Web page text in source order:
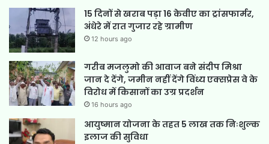
15 दिनों से खराब पड़ा 16 केवीए का ट्रांसफार्मर,
अंधेरे में रात गुजार रहे ग्रामीण
12 hours ago
गरीब मजलुमो की आवाज बने संदीप मिश्रा
जान दे देंगे, जमीन नहीं देंगे विंध्य एक्सप्रेस वे के
विरोध में किसानों का उग्र प्रदर्शन
16 hours ago
आयुष्मान योजना के तहत 5 लाख तक निःशुल्क
इलाज की सुविधा